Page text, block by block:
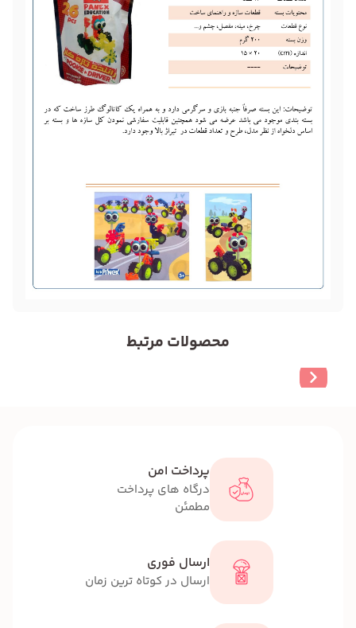
محصولات مرتبط
پرداخت امن
درگاه های پرداخت
مطمئن
ارسال فوری
ارسال در کوتاه ترین زمان